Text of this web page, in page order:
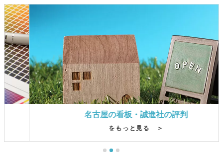
名古屋の看板・誠進社の評判
をもっと見る ＞